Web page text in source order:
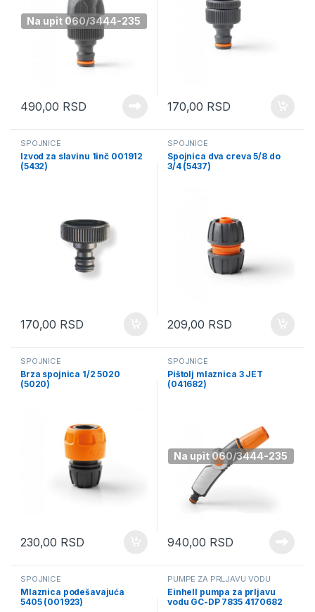
Na upit 060/3444-235
490,00 RSD 170,00 RSD
SPOJNICE
Izvod za slavinu 1inč 001912
(5432)
170,00 RSD
SPOJNICE
Spojnica dva creva 5/8 do
3/4 (5437)
209,00 RSD
SPOJNICE
Brza spojnica 1/2 5020
(5020)
230,00 RSD
Na upit 060/3444-235
SPOJNICE
Pištolj mlaznica 3 JET
(041682)
940,00 RSD
SPOJNICE
Mlaznica podešavajuća
5405 (001923)
PUMPE ZA PRLJAVU VODU
Einhell pumpa za prljavu
vodu GC-DP 7835 4170682